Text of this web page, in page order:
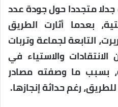
متجددا حول جودة عدد
بعدما أثارت الطريق
التابعة لجماعة وتربات
والاستياء في
بسبب ما وصفته مصادر
رغم حداثة إنجازها.